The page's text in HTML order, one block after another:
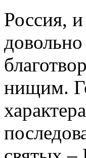
Россия,
нищим.